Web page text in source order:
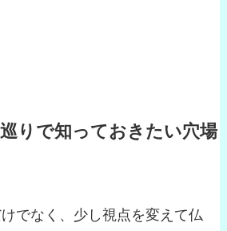
りで知っておきたい穴場
でなく、少し視点を変えて仏